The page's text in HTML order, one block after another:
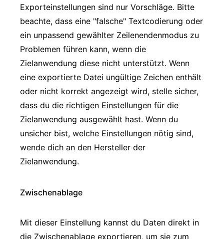
Exporteinstellungen sind nur Vorschläge. Bitte
beachte, dass eine "falsche" Textcodierung oder
ein unpassend gewählter Zeilenendenmodus zu
Problemen führen kann, wenn die
Zielanwendung diese nicht unterstützt. Wenn
eine exportierte Datei ungültige Zeichen enthält
oder nicht korrekt angezeigt wird, stelle sicher,
dass du die richtigen Einstellungen für die
Zielanwendung ausgewählt hast. Wenn du
unsicher bist, welche Einstellungen nötig sind,
wende dich an den Hersteller der
Zielanwendung.
Zwischenablage
Mit dieser Einstellung kannst du Daten direkt in
die Zwischenablage exportieren, um sie zum